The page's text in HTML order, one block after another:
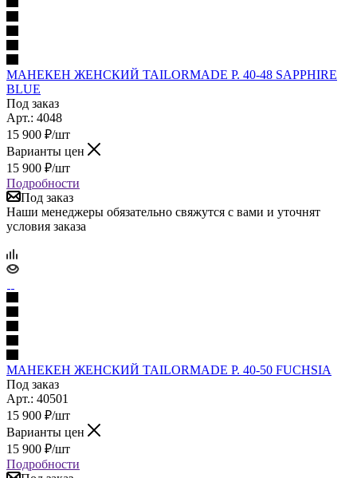
МАНЕКЕН ЖЕНСКИЙ TAILORMADE Р. 40-48 SAPPHIRE
BLUE
Под заказ
Арт.: 4048
15 900 ₽/шт
Варианты цен
15 900 ₽/шт
Подробности
Под заказ
Наши менеджеры обязательно свяжутся с вами и уточнят
условия заказа
МАНЕКЕН ЖЕНСКИЙ TAILORMADE Р. 40-50 FUCHSIA
Под заказ
Арт.: 40501
15 900 ₽/шт
Варианты цен
15 900 ₽/шт
Подробности